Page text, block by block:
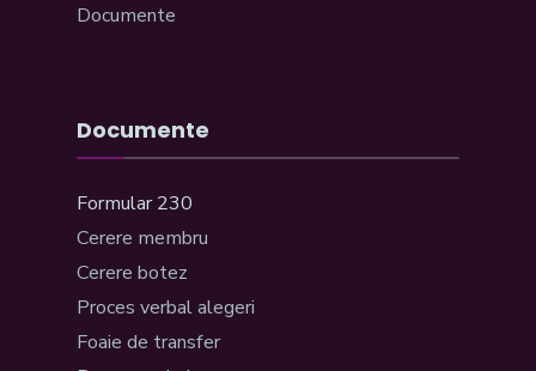
Documente
Documente
Formular 230
Cerere membru
Cerere botez
Proces verbal alegeri
Foaie de transfer